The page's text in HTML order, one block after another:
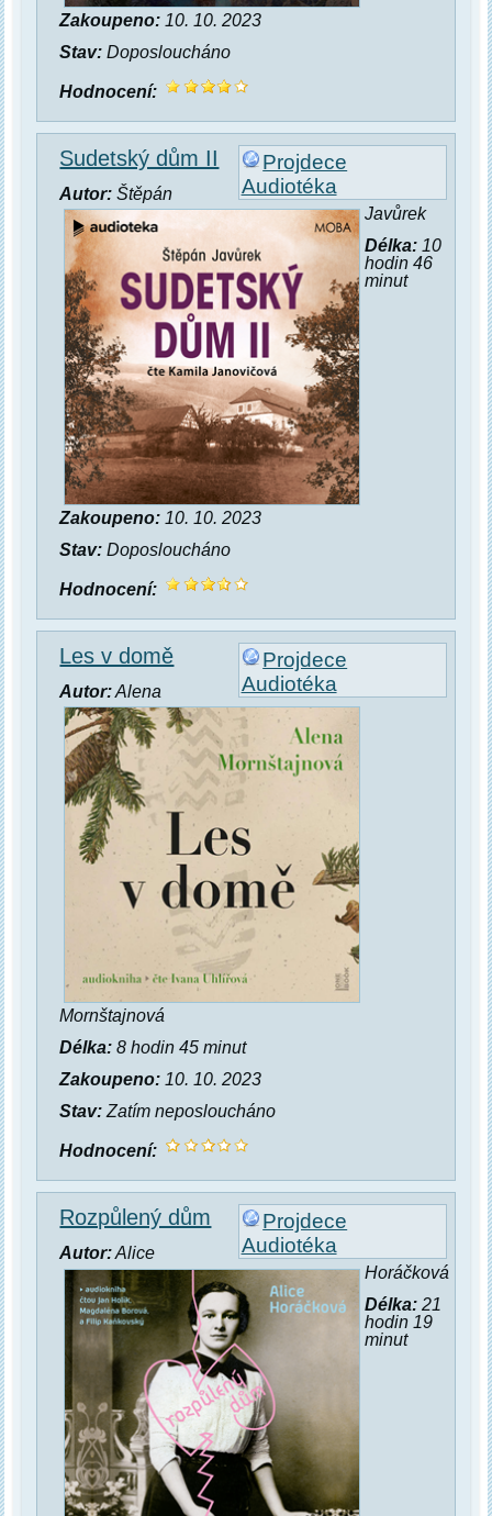
Zakoupeno: 10. 10. 2023
Stav: Doposloucháno
Hodnocení:
Projdece
Audiotéka
Sudetský dům II
Autor: Štěpán
Javůrek
Délka:10
hodin 46
minut
Zakoupeno: 10. 10. 2023
Stav: Doposloucháno
Hodnocení:
Projdece
Audiotéka
Les v domě
Autor:Alena
Mornštajnová
Délka: 8 hodin 45 minut
Zakoupeno: 10. 10. 2023
Stav: Zatím neposloucháno
Hodnocení:
Projdece
Audiotéka
Rozpůlený dům
Autor:Alice
Horáčková
Délka:21
hodin 19
minut